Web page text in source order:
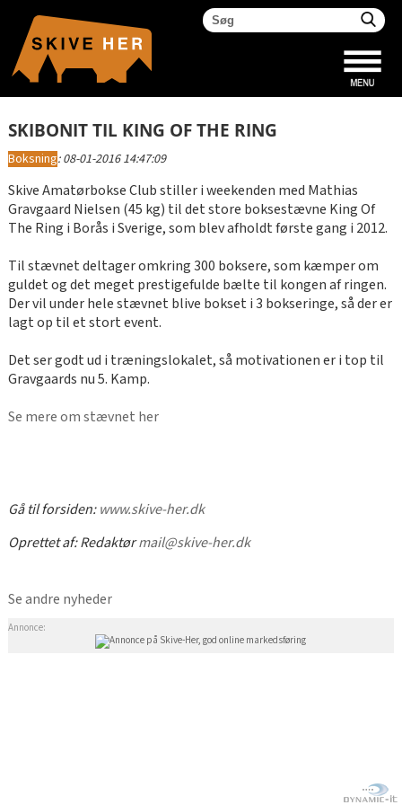
SKIBONIT TIL KING OF THE RING
Boksning:08-01-2016 14:47:09
Skive Amatørbokse Club stiller i weekenden med Mathias
Gravgaard Nielsen (45 kg) til det store boksestævne King Of
The Ring i Borås i Sverige, som blev afholdt første gang i 2012.
Til stævnet deltager omkring 300 boksere, som kæmper om
guldet og det meget prestigefulde bælte til kongen af ringen.
Der vil under hele stævnet blive bokset i 3 bokseringe, så der er
lagt op til et stort event.
Det ser godt ud i træningslokalet, så motivationen er i top til
Gravgaards nu 5. Kamp.
Se mere om stævnet her
Gå til forsiden:www.skive-her.dk
Oprettet af:Redaktørmail@skive-her.dk
Se andre nyheder
Annonce: